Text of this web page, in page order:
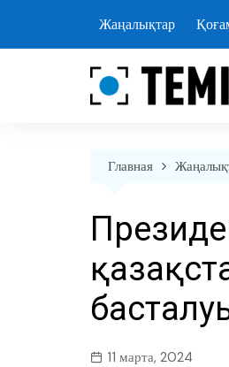
содержанию
Жаңалықтар
Главная
11 марта, 2024